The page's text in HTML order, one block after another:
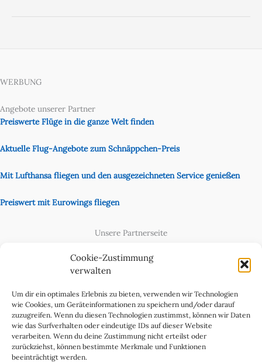
Cookie-Zustimmung
verwalten
Um dir ein optimales Erlebnis zu bieten, verwenden wir Technologien
wie Cookies, um Geräteinformationen zu speichern und/oder darauf
zuzugreifen. Wenn du diesen Technologien zustimmst, können wir Daten
wie das Surfverhalten oder eindeutige IDs auf dieser Website
verarbeiten. Wenn du deine Zustimmung nicht erteilst oder
zurückziehst, können bestimmte Merkmale und Funktionen
beeinträchtigt werden.
WERBUNG
Angebote unserer Partner
Preiswerte Flüge in die ganze Welt finden
Aktuelle Flug-Angebote zum Schnäppchen-Preis
Mit Lufthansa fliegen und den ausgezeichneten Service genießen
Preiswert mit Eurowings fliegen
Unsere Partnerseite